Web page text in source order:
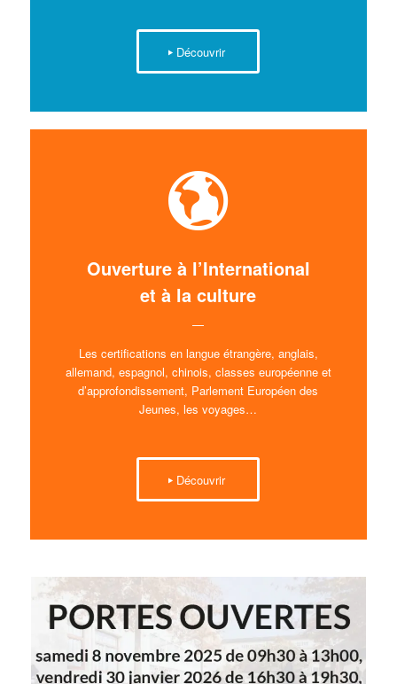
Découvrir
Ouverture à l’International
et à la culture
—
Les certifications en langue étrangère, anglais,
allemand, espagnol, chinois, classes européenne et
d’approfondissement, Parlement Européen des
Jeunes, les voyages…
Découvrir